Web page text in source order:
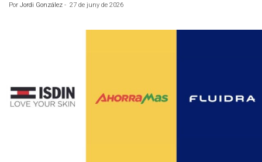
Por Jordi González - 27 de juny de 2026